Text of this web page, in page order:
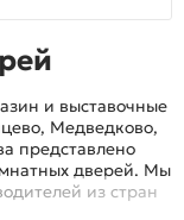
и выставочные
Медведково,
представлено
дверей. Мы
из стран